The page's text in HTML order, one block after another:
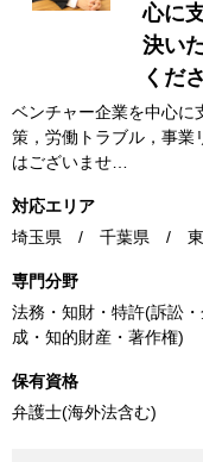
心に
決い
くだ
ベンチャー企業を中心に
策，労働トラブル，事業
はございませ…
対応エリア
埼玉県 / 千葉県 / 東
専門分野
法務・知財・特許(訴訟
成・知的財産・著作権)
保有資格
弁護士(海外法含む)